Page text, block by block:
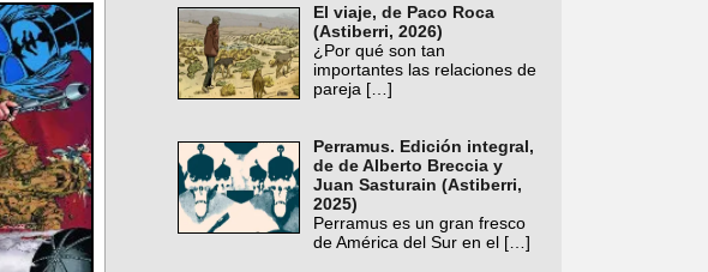
El viaje, de Paco Roca
(Astiberri, 2026)
¿Por qué son tan
importantes las relaciones de
pareja […]
Perramus. Edición integral,
de de Alberto Breccia y
Juan Sasturain (Astiberri,
2025)
Perramus es un gran fresco
de América del Sur en el […]